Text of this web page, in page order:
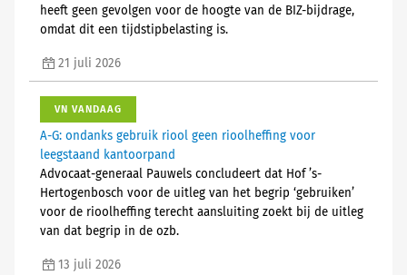
heeft geen gevolgen voor de hoogte van de BIZ-bijdrage,
omdat dit een tijdstipbelasting is.
21 juli 2026
VN VANDAAG
A-G: ondanks gebruik riool geen rioolheffing voor
leegstaand kantoorpand
Advocaat-generaal Pauwels concludeert dat Hof ’s-
Hertogenbosch voor de uitleg van het begrip ‘gebruiken’
voor de rioolheffing terecht aansluiting zoekt bij de uitleg
van dat begrip in de ozb.
13 juli 2026